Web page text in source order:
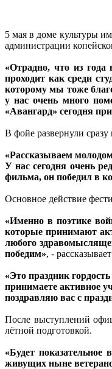
5 мая в доме культуры
администрации
«Отрадно, что из
проходит как среди
которому мы тоже
у нас очень много
«Авангард» сегодня
В фойе развернули
«Рассказываем
У нас сегодня очень
фильма, он победил в
Основное действие
«Именно в поэтике
которые принимают
любого
победим», -
«Это праздник
принимаете активное
поздравляю вас с
После выступлений
лётной подготовкой.
«Будет
живущих ныне